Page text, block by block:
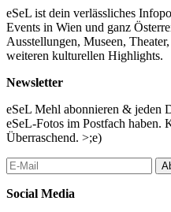
gemeinsam das DREAM
Event zu gestalten.
Teilnahme ! - reserviere einen
– GRATIS !
Die Plattformen, die wir für die
werden.
FAQ bitte der Website
direkt fragen.
Your TEAM DREAM ESTATE
...Mehr lesen
eSeL ist dein verlässliches
Events in Wien und ganz
Ausstellungen, Museen,
weiteren kulturellen Highlights.
Newsletter
eSeL Mehl abonnieren & jeden
eSeL-Fotos im Postfach haben.
Überraschend. >;e)
Social Media